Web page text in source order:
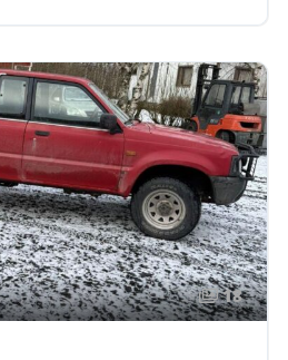
18